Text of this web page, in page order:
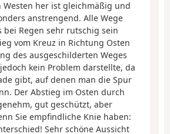
Westen her ist gleichmäßig und
anstrengend. Alle Wege
bei Regen sehr rutschig sein
vom Kreuz in Richtung Osten
des ausgeschilderten Weges
kein Problem darstellte, da
gibt, auf denen man die Spur
Der Abstieg im Osten durch
gut geschützt, aber
Sie empfindliche Knie haben:
Sehr schöne Aussicht